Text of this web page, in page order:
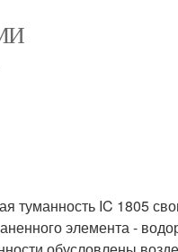
туманность IC 1805
элемента -